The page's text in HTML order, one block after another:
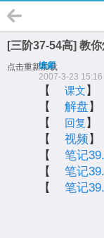
[三阶37-54高] 教
点击重新加载
缠师
2007-3-23 15:16
【 课文 】
【
解盘 】
【
回复 】
【
视频 】
【
笔记
【
笔记
【
笔记